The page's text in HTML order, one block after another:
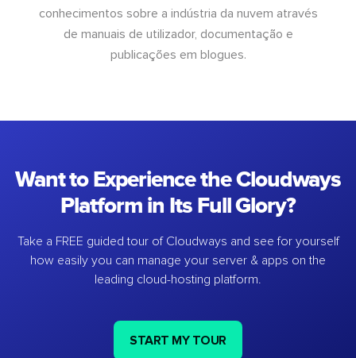
conhecimentos sobre a indústria da nuvem através
de manuais de utilizador, documentação e
publicações em blogues.
Want to Experience the Cloudways
Platform in Its Full Glory?
Take a FREE guided tour of Cloudways and see for yourself
how easily you can manage your server & apps on the
leading cloud-hosting platform.
START MY TOUR